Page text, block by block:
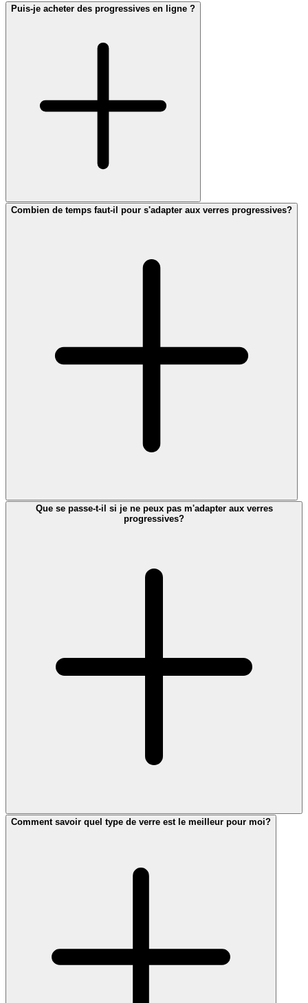
Puis-je acheter des progressives en ligne ?
Combien de temps faut-il pour s'adapter aux verres progressives?
Que se passe-t-il si je ne peux pas m'adapter aux verres
progressives?
Comment savoir quel type de verre est le meilleur pour moi?